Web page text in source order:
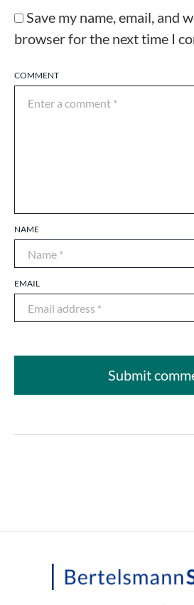
COMMENT
NAME
EMAIL
Save my name, email, and
browser for the next time I